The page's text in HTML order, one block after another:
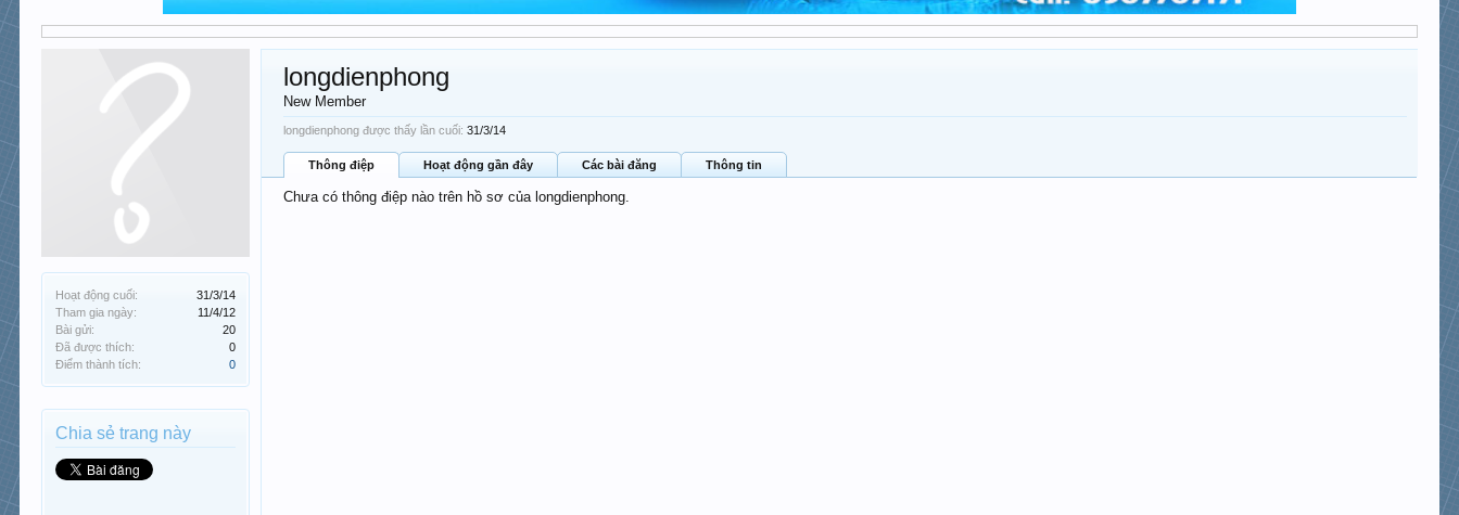
Hoạt động cuối:
31/3/14
Tham gia ngày:
11/4/12
Bài gửi:
20
Đã được thích:
0
Điểm thành tích:
0
Chia sẻ trang này
longdienphong
New Member
longdienphong được thấy lần cuối: 31/3/14
Thông điệp Hoạt động gần đây Các bài đăng Thông tin
Chưa có thông điệp nào trên hồ sơ của longdienphong.